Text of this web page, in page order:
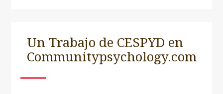
Un Trabajo de CESPYD en
Communitypsychology.com